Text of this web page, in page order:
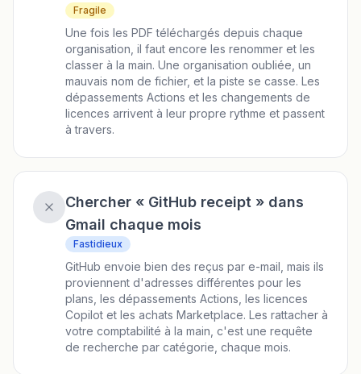
Fragile
Une fois les PDF téléchargés depuis chaque
organisation, il faut encore les renommer et les
classer à la main. Une organisation oubliée, un
mauvais nom de fichier, et la piste se casse. Les
dépassements Actions et les changements de
licences arrivent à leur propre rythme et passent
à travers.
Chercher « GitHub receipt » dans
Gmail chaque mois
Fastidieux
GitHub envoie bien des reçus par e-mail, mais ils
proviennent d'adresses différentes pour les
plans, les dépassements Actions, les licences
Copilot et les achats Marketplace. Les rattacher à
votre comptabilité à la main, c'est une requête
de recherche par catégorie, chaque mois.